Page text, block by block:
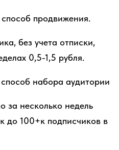
продвижения.
без учета отписки,
0,5-1,5 рубля.
набора аудитории
за несколько недель
до 100+к подписчиков в